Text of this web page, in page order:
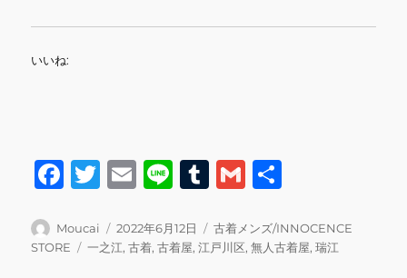
いいね:
F
c
e
T
it
te
E
ai
l
Li
e
T
m
bl
G
ai
l
投
稿
Moucai
投
稿
2022年6月12日
カ
テ
古着メンズ/INNOCENCE
STORE
タ
一之江,古着,古着屋,江戸川区,無人古着屋,瑞江